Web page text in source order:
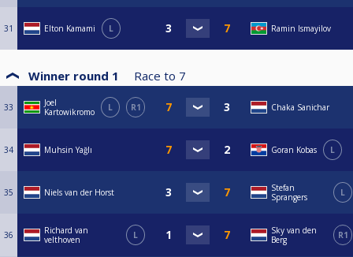
31 Elton Kamami L Ramin Ismayilov
Winner round 1 Race to 7
33
Joel
Kartowikromo
L R1 Chaka Sanichar
34 Muhsin Yağlı Goran Kobas L
35 Niels van der Horst
Stefan
Sprangers
L
36
Richard van
velthoven
L
Sky van den
Berg
R1